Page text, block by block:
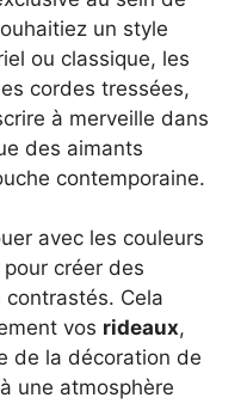
un style
ou classique, les
cordes tressées,
à merveille dans
des aimants
contemporaine.
avec les couleurs
créer des
Cela
vos rideaux,
de la décoration de
une atmosphère